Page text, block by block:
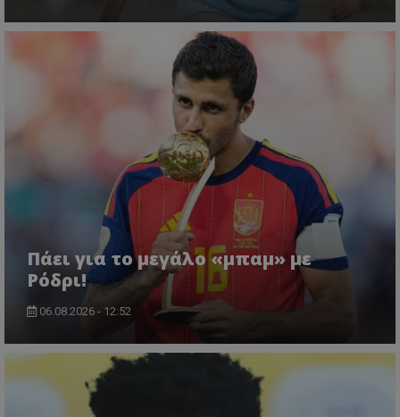
Πάει για το μεγάλο «μπαμ» με
Ρόδρι!
06.08.2026 - 12:52